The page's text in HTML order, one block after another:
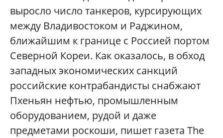
выросло число танкеров, курсирующих
между Владивостоком и Раджином,
ближайшим к границе с Россией портом
Северной Кореи. Как оказалось, в обход
западных экономических санкций
российские контрабандисты снабжают
Пхеньян нефтью, промышленным
оборудованием, рудой и даже
предметами роскоши, пишет газета The